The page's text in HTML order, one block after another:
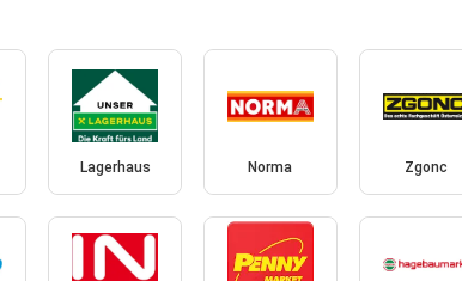
Lagerhaus Norma Zgonc